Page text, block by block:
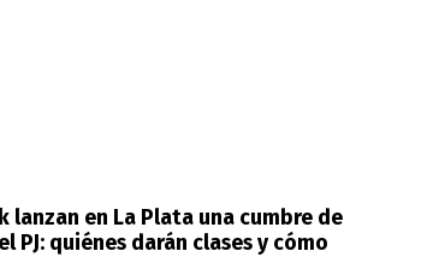
lanzan en La Plata una cumbre de
PJ: quiénes darán clases y cómo